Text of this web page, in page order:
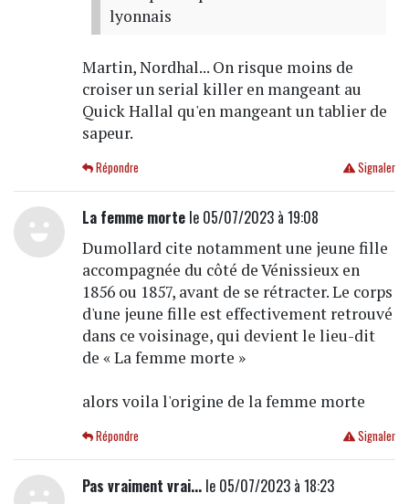
lyonnais
Martin, Nordhal... On risque moins de
croiser un serial killer en mangeant au
Quick Hallal qu'en mangeant un tablier de
sapeur.
Signaler
Répondre
La femme mortele 05/07/2023 à 19:08
Dumollard cite notamment une jeune fille
accompagnée du côté de Vénissieux en
1856 ou 1857, avant de se rétracter. Le corps
d'une jeune fille est effectivement retrouvé
dans ce voisinage, qui devient le lieu-dit
de « La femme morte »
alors voila l'origine de la femme morte
Signaler
Répondre
Pas vraiment vrai...le 05/07/2023 à 18:23